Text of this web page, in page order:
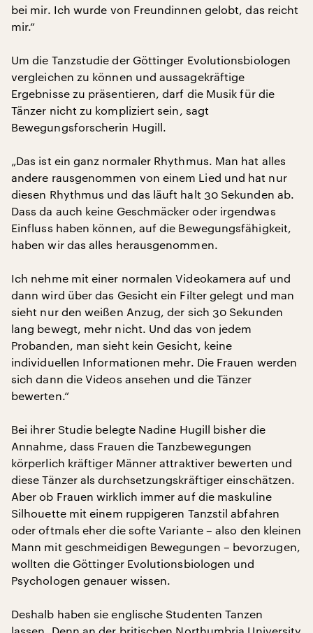
bei mir. Ich wurde von Freundinnen gelobt, das reicht
mir.“
Um die Tanzstudie der Göttinger Evolutionsbiologen
vergleichen zu können und aussagekräftige
Ergebnisse zu präsentieren, darf die Musik für die
Tänzer nicht zu kompliziert sein, sagt
Bewegungsforscherin Hugill.
„Das ist ein ganz normaler Rhythmus. Man hat alles
andere rausgenommen von einem Lied und hat nur
diesen Rhythmus und das läuft halt 30 Sekunden ab.
Dass da auch keine Geschmäcker oder irgendwas
Einfluss haben können, auf die Bewegungsfähigkeit,
haben wir das alles herausgenommen.
Ich nehme mit einer normalen Videokamera auf und
dann wird über das Gesicht ein Filter gelegt und man
sieht nur den weißen Anzug, der sich 30 Sekunden
lang bewegt, mehr nicht. Und das von jedem
Probanden, man sieht kein Gesicht, keine
individuellen Informationen mehr. Die Frauen werden
sich dann die Videos ansehen und die Tänzer
bewerten.“
Bei ihrer Studie belegte Nadine Hugill bisher die
Annahme, dass Frauen die Tanzbewegungen
körperlich kräftiger Männer attraktiver bewerten und
diese Tänzer als durchsetzungskräftiger einschätzen.
Aber ob Frauen wirklich immer auf die maskuline
Silhouette mit einem ruppigeren Tanzstil abfahren
oder oftmals eher die softe Variante – also den kleinen
Mann mit geschmeidigen Bewegungen – bevorzugen,
wollten die Göttinger Evolutionsbiologen und
Psychologen genauer wissen.
Deshalb haben sie englische Studenten Tanzen